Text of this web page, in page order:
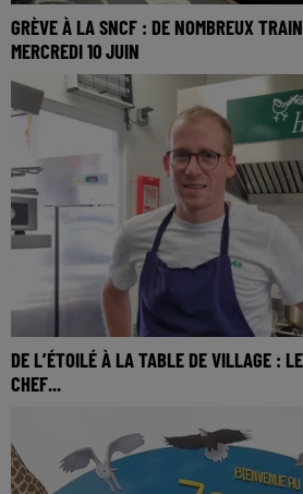
GRÈVE À LA SNCF : DE NOMBREUX
MERCREDI 10 JUIN
DE L’ÉTOILÉ À LA TABLE DE VILLAGE :
CHEF...